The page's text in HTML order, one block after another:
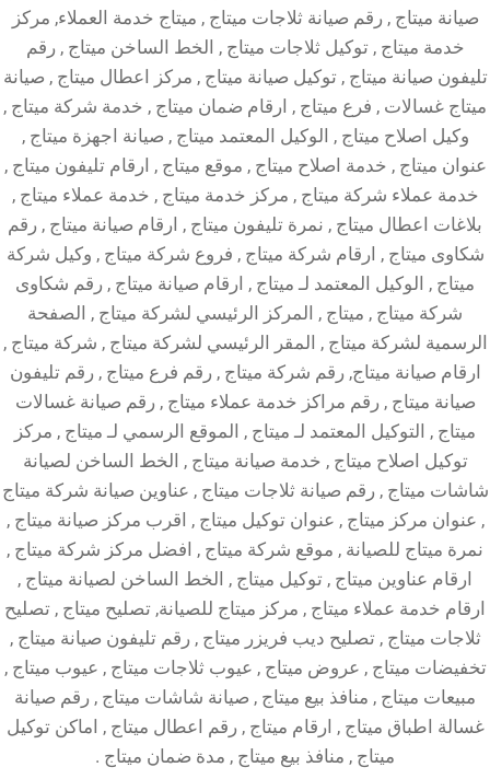
صيانة ميتاج , رقم صيانة ثلاجات ميتاج , ميتاج خدمة العملاء, مركز
خدمة ميتاج , توكيل ثلاجات ميتاج , الخط الساخن ميتاج , رقم
تليفون صيانة ميتاج , توكيل صيانة ميتاج , مركز اعطال ميتاج , صيانة
ميتاج غسالات , فرع ميتاج , ارقام ضمان ميتاج , خدمة شركة ميتاج ,
وكيل اصلاح ميتاج , الوكيل المعتمد ميتاج , صيانة اجهزة ميتاج ,
عنوان ميتاج , خدمة اصلاح ميتاج , موقع ميتاج , ارقام تليفون ميتاج ,
خدمة عملاء شركة ميتاج , مركز خدمة ميتاج , خدمة عملاء ميتاج ,
بلاغات اعطال ميتاج , نمرة تليفون ميتاج , ارقام صيانة ميتاج , رقم
شكاوى ميتاج , ارقام شركة ميتاج , فروع شركة ميتاج , وكيل شركة
ميتاج , الوكيل المعتمد لـ ميتاج , ارقام صيانة ميتاج , رقم شكاوى
شركة ميتاج , ميتاج , المركز الرئيسي لشركة ميتاج , الصفحة
الرسمية لشركة ميتاج , المقر الرئيسي لشركة ميتاج , شركة ميتاج ,
ارقام صيانة ميتاج, رقم شركة ميتاج , رقم فرع ميتاج , رقم تليفون
صيانة ميتاج , رقم مراكز خدمة عملاء ميتاج , رقم صيانة غسالات
ميتاج , التوكيل المعتمد لـ ميتاج , الموقع الرسمي لـ ميتاج , مركز
توكيل اصلاح ميتاج , خدمة صيانة ميتاج , الخط الساخن لصيانة
شاشات ميتاج , رقم صيانة ثلاجات ميتاج , عناوين صيانة شركة ميتاج
, عنوان مركز ميتاج , عنوان توكيل ميتاج , اقرب مركز صيانة ميتاج ,
نمرة ميتاج للصيانة , موقع شركة ميتاج , افضل مركز شركة ميتاج ,
ارقام عناوين ميتاج , توكيل ميتاج , الخط الساخن لصيانة ميتاج ,
ارقام خدمة عملاء ميتاج , مركز ميتاج للصيانة, تصليح ميتاج , تصليح
ثلاجات ميتاج , تصليح ديب فريزر ميتاج , رقم تليفون صيانة ميتاج ,
تخفيضات ميتاج , عروض ميتاج , عيوب ثلاجات ميتاج , عيوب ميتاج ,
مبيعات ميتاج , منافذ بيع ميتاج , صيانة شاشات ميتاج , رقم صيانة
غسالة اطباق ميتاج , ارقام ميتاج , رقم اعطال ميتاج , اماكن توكيل
ميتاج , منافذ بيع ميتاج , مدة ضمان ميتاج .